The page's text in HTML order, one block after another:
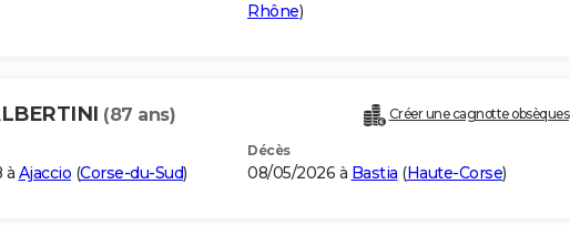
Rhône)
(87 ans) Créer une cagnotte obsèques
à Ajaccio (Corse-du-Sud)
Décès
08/05/2026 à Bastia (Haute-Corse)